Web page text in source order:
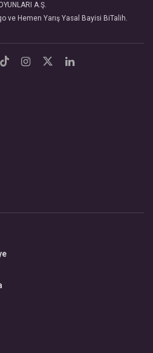
A.Ş.
ve Hemen Yarış Yasal Bayisi BiTalih.